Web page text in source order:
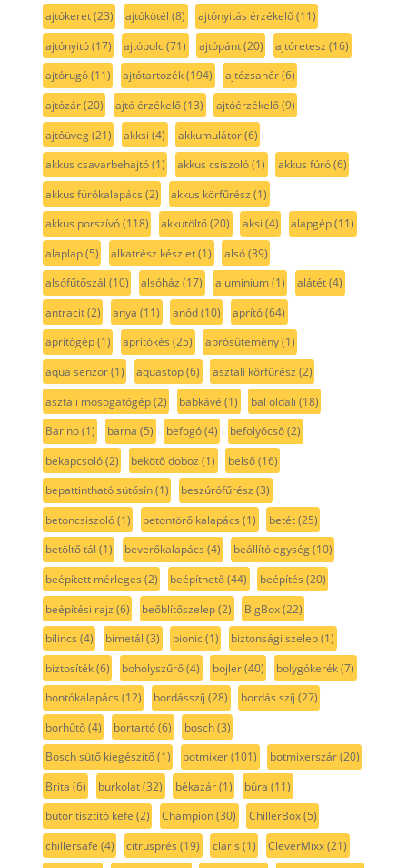
ajtókeret(23) ajtókötél (8) ajtónyitás érzékelő(11)
ajtónyitó(17) ajtópolc(71) ajtópánt(20) ajtóretesz (16)
ajtórugó(11) ajtótartozék(194) ajtózsanér(6)
ajtózár(20) ajtó érzékelő(13) ajtóérzékelő(9)
ajtóüveg(21) akksi (4) akkumulátor(6)
akkus csavarbehajtó(1) akkus csiszoló(1) akkus fúró(6)
akkus fúrókalapács (2) akkus körfűrész (1)
akkus porszívó(118) akkutöltő(20) aksi (4) alapgép(11)
alaplap(5) alkatrész készlet(1) alsó(39)
alsófűtőszál (10) alsóház (17) aluminium(1) alátét(4)
antracit(2) anya (11) anód(10) aprító(64)
aprítógép(1) aprítókés (25) aprósütemény(1)
aqua senzor(1) aquastop(6) asztali körfűrész (2)
asztali mosogatógép(2) babkávé (1) bal oldali (18)
Barino(1) barna (5) befogó(4) befolyócső(2)
bekapcsoló(2) bekötő doboz (1) belső(16)
bepattintható sütősín(1) beszúrófűrész (3)
betoncsiszoló(1) betontörő kalapács (1) betét(25)
betöltő tál (1) beverőkalapács (4) beállító egység(10)
beépített mérleges (2) beépíthető(44) beépítés (20)
beépítési rajz (6) beőblítőszelep(2) BigBox(22)
bilincs (4) bimetál (3) bionic(1) biztonsági szelep(1)
biztosíték(6) boholyszűrő(4) bojler(40) bolygókerék(7)
bontókalapács (12) bordásszíj (28) bordás szíj (27)
borhűtő(4) bortartó(6) bosch(3)
Bosch sütő kiegészítő(1) botmixer(101) botmixerszár(20)
Brita (6) burkolat(32) békazár(1) búra (11)
bútor tisztító kefe (2) Champion(30) ChillerBox(5)
chillersafe (4) citrusprés (19) claris (1) CleverMixx(21)